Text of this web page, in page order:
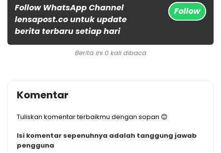
Follow WhatsApp Channel
lensapost.co untuk update
berita terbaru setiap hari
Follow
Berita ini 0 kali dibaca
Komentar
Tuliskan komentar terbaikmu dengan sopan 😊
Isi komentar sepenuhnya adalah tanggung jawab
pengguna